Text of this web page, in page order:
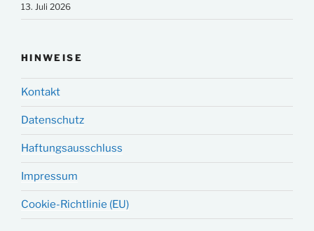
13. Juli 2026
HINWEISE
Kontakt
Datenschutz
Haftungsausschluss
Impressum
Cookie-Richtlinie (EU)